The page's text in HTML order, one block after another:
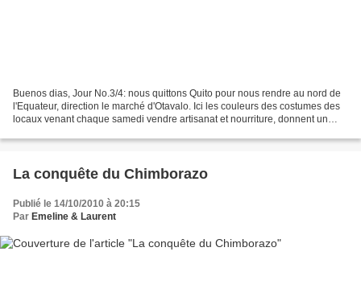
Buenos dias, Jour No.3/4: nous quittons Quito pour nous rendre au nord de
l'Equateur, direction le marché d'Otavalo. Ici les couleurs des costumes des
locaux venant chaque samedi vendre artisanat et nourriture, donnent un
La conquête du Chimborazo
Publié le 14/10/2010 à 20:15
Par Emeline & Laurent